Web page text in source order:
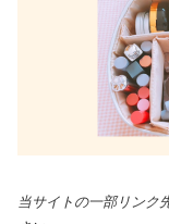
当サイトの一部リンク